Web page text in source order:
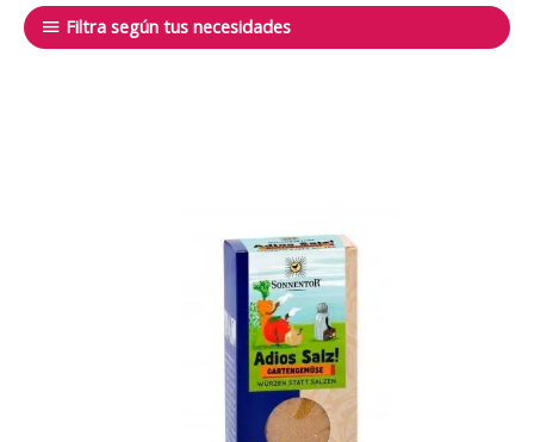
Filtra según tus necesidades